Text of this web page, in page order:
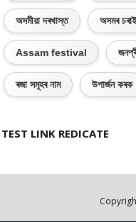
অসমীয়া দৰখাস্ত অসমৰ চৰাই
Assam festival
ৰজা সমূহৰ নাম উপাৰ্জন কৰক
TEST LINK REDICATE